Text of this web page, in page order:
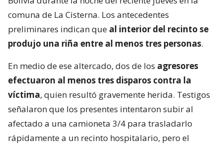
comuna de La Cisterna. Los antecedentes
preliminares indican que al interior del recinto se
produjo una riña entre al menos tres personas.
En medio de ese altercado, dos de los agresores
efectuaron al menos tres disparos contra la
víctima, quien resultó gravemente herida. Testigos
señalaron que los presentes intentaron subir al
afectado a una camioneta 3/4 para trasladarlo
rápidamente a un recinto hospitalario, pero el